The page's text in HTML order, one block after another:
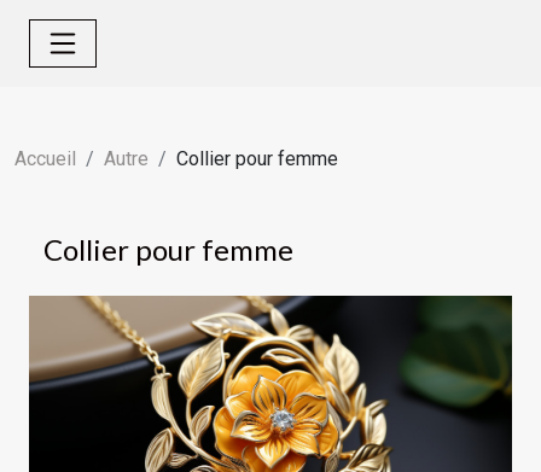
Accueil Autre Collier pour femme
Collier pour femme